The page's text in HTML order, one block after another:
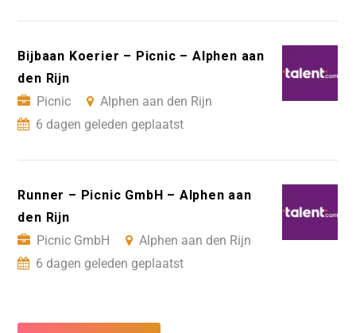
Bijbaan Koerier – Picnic – Alphen aan
den Rijn
Picnic
Alphen aan den Rijn
6 dagen geleden geplaatst
Runner – Picnic GmbH – Alphen aan
den Rijn
Picnic GmbH
Alphen aan den Rijn
6 dagen geleden geplaatst